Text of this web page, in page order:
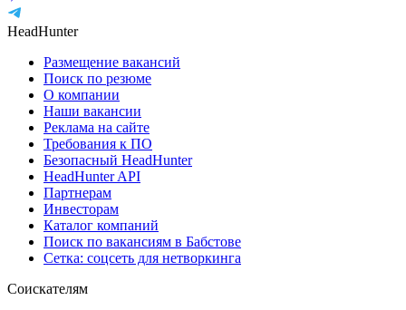
HeadHunter
Размещение вакансий
Поиск по резюме
О компании
Наши вакансии
Реклама на сайте
Требования к ПО
Безопасный HeadHunter
HeadHunter API
Партнерам
Инвесторам
Каталог компаний
Поиск по вакансиям в Бабстове
Сетка: соцсеть для нетворкинга
Соискателям